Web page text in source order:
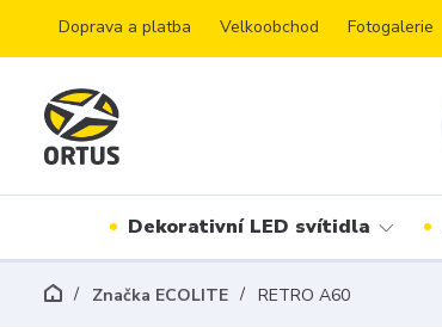
Doprava a platba Velkoobchod Fotogalerie
Dekorativní LED svítidla
Značka ECOLITE RETRO A60